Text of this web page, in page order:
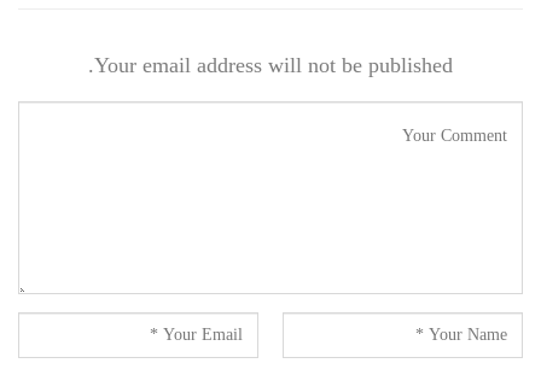
Your email address will not be published.